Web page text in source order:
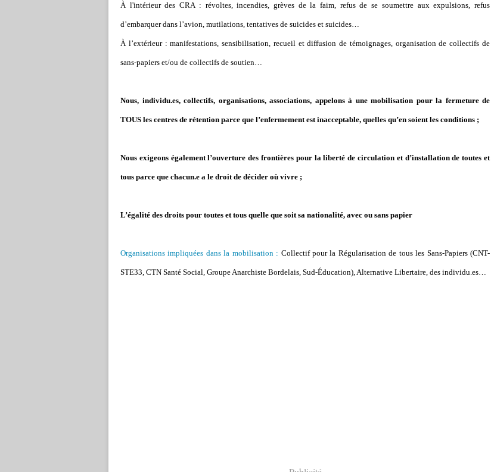
À l'intérieur des CRA : révoltes, incendies, grèves de la faim, refus de se soumettre aux expulsions, refus
d’embarquer dans l’avion, mutilations, tentatives de suicides et suicides…
À l’extérieur : manifestations, sensibilisation, recueil et diffusion de témoignages, organisation de collectifs de
sans-papiers et/ou de collectifs de soutien…
Nous, individu.es, collectifs, organisations, associations, appelons à une mobilisation pour la fermeture de
TOUS les centres de rétention parce que l’enfermement est inacceptable, quelles qu’en soient les conditions ;
Nous exigeons également l’ouverture des frontières pour la liberté de circulation et d’installation de toutes et
tous parce que chacun.e a le droit de décider où vivre ;
L’égalité des droits pour toutes et tous quelle que soit sa nationalité, avec ou sans papier
Organisations impliquées dans la mobilisation : Collectif pour la Régularisation de tous les Sans-Papiers (CNT-
STE33, CTN Santé Social, Groupe Anarchiste Bordelais, Sud-Éducation), Alternative Libertaire, des individu.es…